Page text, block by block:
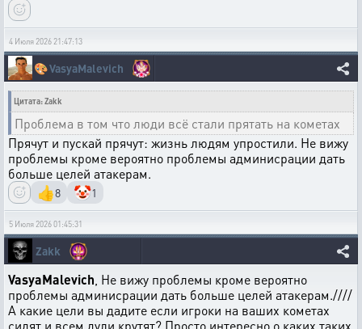
4 Июля 2026 21:47:13
🎨VasyaMalevich
Цитата: Zakk
Проблема в том что люди всё стали прятать на кометах
Прячут и пускай прячут: жизнь людям упростили. Не вижу
проблемы кроме вероятно проблемы админисрации дать
больше целей атакерам.
👍8 🤡1
5 Июля 2026 01:45:31
Zakk
VasyaMalevich , Не вижу проблемы кроме вероятно
проблемы админисрации дать больше целей атакерам.////
А какие цели вы дадите если игроки на ваших кометах
сидят и всем дули крутят? Просто интересно,о каких таких